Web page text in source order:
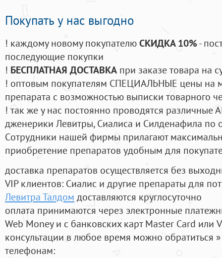
Покупать у нас выгодно
! каждому новому покупателюСКИДКА 10%-
последующие покупки
! БЕСПЛАТНАЯ ДОСТАВКА при заказе товара на
! оптовым покупателям СПЕЦИАЛЬНЫЕ цены на
препарата с возможностью выписки товарного
! так же у нас постоянно проводятся
дженерики Левитры, Сиалиса и Силденафила по
Cотрудники нашей фирмы прилагают
приобретение препаратов удобным для
доставка препаратов осуществляется без
VIP клиентов: Сиалис и другие препараты для
Левитра Талдом доставляются круглосуточно
оплата принимаются через электронные
Web Money и с банковских карт Master Card или
консультации в любое время можно обратиться
телефонам: